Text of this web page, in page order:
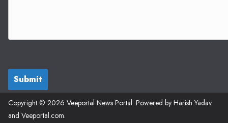
Submit
Copyright © 2026 Veeportal News Portal. Powered by Harish Yadav
and Veeportal.com.